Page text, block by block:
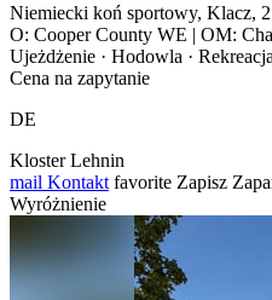
Niemiecki koń sportowy, Klacz,
O: Cooper County WE | OM:
Ujeżdżenie · Hodowla · Rekreacja
Cena na zapytanie
DE
Kloster Lehnin
mail Kontakt favorite Zapisz
Wyróżnienie